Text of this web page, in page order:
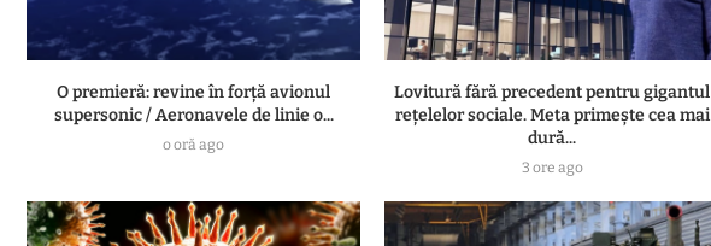
O premieră: revine în forță avionul
supersonic / Aeronavele de linie o...
o oră ago
Lovitură fără precedent pentru gigantul
rețelelor sociale. Meta primește cea mai
dură...
3 ore ago